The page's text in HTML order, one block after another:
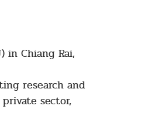
in Chiang Rai,
research and
sector,